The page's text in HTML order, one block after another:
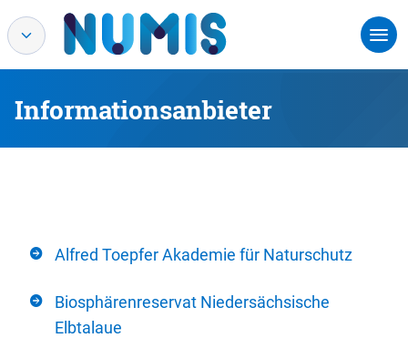
Informationsanbieter
Alfred Toepfer Akademie für Naturschutz
Biosphärenreservat Niedersächsische
Elbtalaue